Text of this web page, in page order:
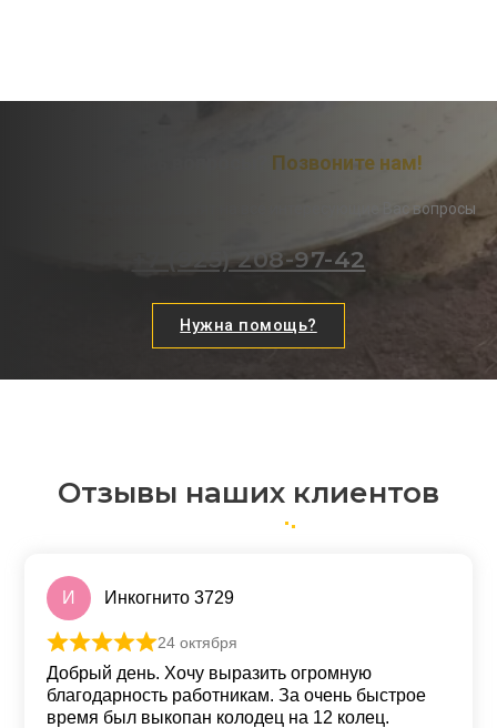
Позвоните нам!
Наши менеджеры ответят на все интересующие Вас вопросы
+7 (925) 208-97-42
Нужна помощь?
Отзывы наших клиентов
И Инкогнито 3729
Оценка
24 октября
Добрый день. Хочу выразить огромную
благодарность работникам. За очень быстрое
время был выкопан колодец на 12 колец.